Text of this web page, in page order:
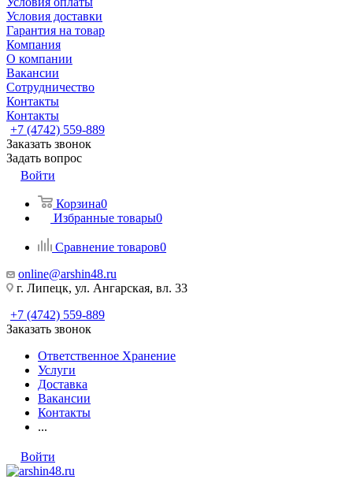
Условия доставки
Гарантия на товар
Компания
О компании
Вакансии
Сотрудничество
Контакты
Контакты
+7 (4742) 559-889
Заказать звонок
Задать вопрос
Войти
Корзина0
Избранные товары0
Сравнение товаров0
online@arshin48.ru
г. Липецк, ул. Ангарская, вл. 33
+7 (4742) 559-889
Заказать звонок
Ответственное Хранение
Услуги
Доставка
Вакансии
Контакты
...
Войти